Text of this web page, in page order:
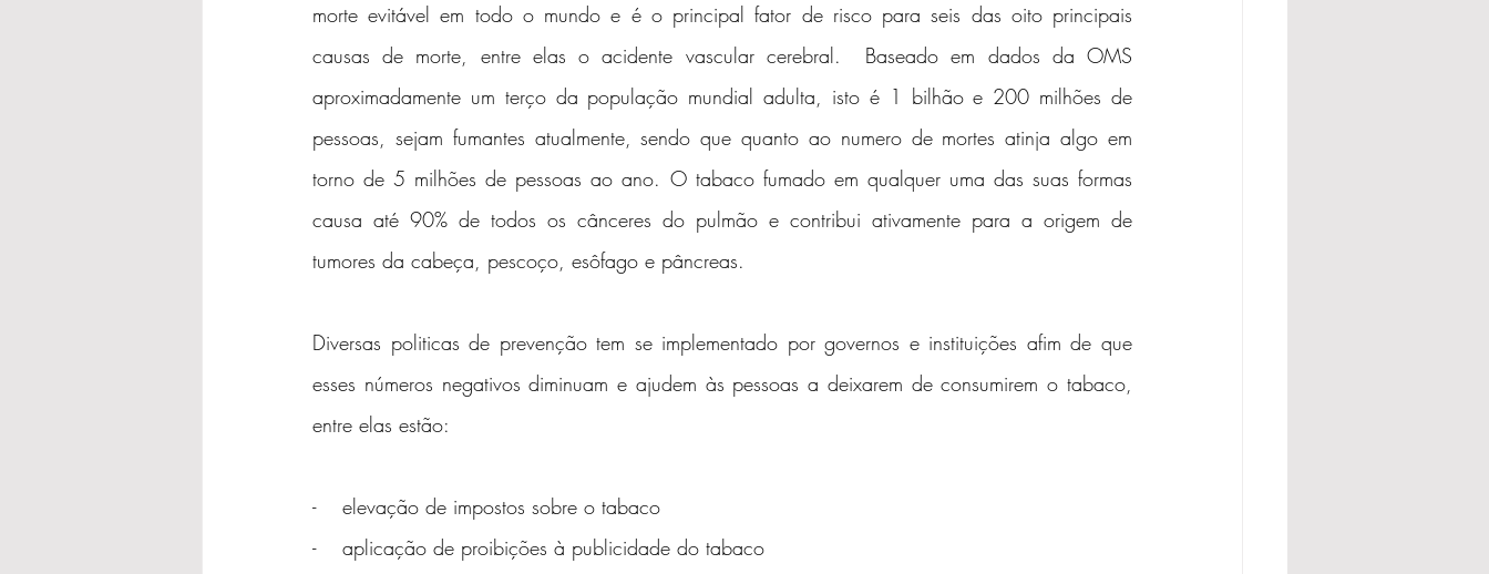
morte evitável em todo o mundo e é o principal fator de risco para seis das oito principais
causas de morte, entre elas o acidente vascular cerebral.  Baseado em dados da OMS
aproximadamente um terço da população mundial adulta, isto é 1 bilhão e 200 milhões de
pessoas, sejam fumantes atualmente, sendo que quanto ao numero de mortes atinja algo em
torno de 5 milhões de pessoas ao ano. O tabaco fumado em qualquer uma das suas formas
causa até 90% de todos os cânceres do pulmão e contribui ativamente para a origem de
tumores da cabeça, pescoço, esôfago e pâncreas.
Diversas politicas de prevenção tem se implementado por governos e instituições afim de que
esses números negativos diminuam e ajudem às pessoas a deixarem de consumirem o tabaco,
entre elas estão:
-    elevação de impostos sobre o tabaco
-    aplicação de proibições à publicidade do tabaco